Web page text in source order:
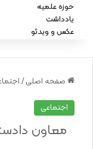
حوزه علمیه
یادداشت
عکس و ویدئو
صفحه اصلی /
اجتماعی
معاون